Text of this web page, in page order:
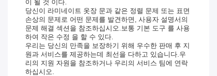
이 될 것 이다.
당신이 라미네이트 옷장 문과 같은 정렬 문제 또는 표면
손상의 문제로 어떤 문제를 발견하면, 사용자 설명서의
문제 해결 섹션을 참조하십시오.보통 기본 도구 를 사용
하여 작은 수정 을 할 수 있다.
우리는 당신의 만족을 보장하기 위해 우수한 판매 후 지
원과 서비스를 제공하는데 최선을 다하고 있습니다.우
리의 지원 자원을 참조하거나 우리의 서비스 팀에 연락
하십시오.